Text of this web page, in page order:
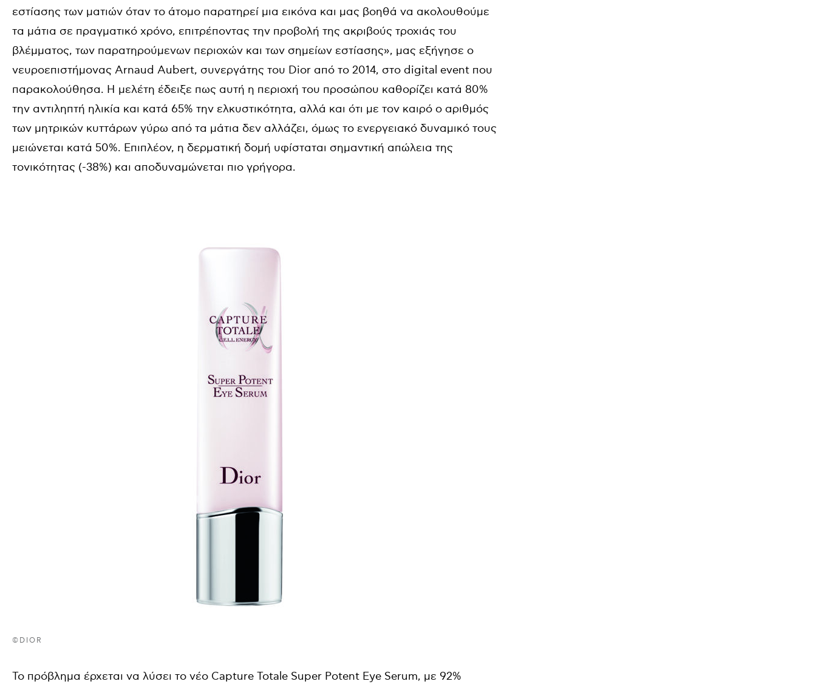
εστίασης των ματιών όταν το άτομο παρατηρεί μια εικόνα και μας βοηθά να ακολουθούμε
τα μάτια σε πραγματικό χρόνο, επιτρέποντας την προβολή της ακριβούς τροχιάς του
βλέμματος, των παρατηρούμενων περιοχών και των σημείων εστίασης», μας εξήγησε ο
νευροεπιστήμονας Arnaud Aubert, συνεργάτης του Dior από το 2014, στο digital event που
παρακολούθησα. Η μελέτη έδειξε πως αυτή η περιοχή του προσώπου καθορίζει κατά 80%
την αντιληπτή ηλικία και κατά 65% την ελκυστικότητα, αλλά και ότι με τον καιρό ο αριθμός
των μητρικών κυττάρων γύρω από τα μάτια δεν αλλάζει, όμως το ενεργειακό δυναμικό τους
μειώνεται κατά 50%. Επιπλέον, η δερματική δομή υφίσταται σημαντική απώλεια της
τονικότητας (-38%) και αποδυναμώνεται πιο γρήγορα.
©DIOR
Το πρόβλημα έρχεται να λύσει το νέο Capture Totale Super Potent Eye Serum, με 92%